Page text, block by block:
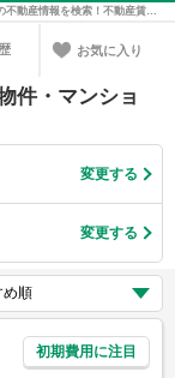
鎌ケ谷市北初富（千葉県）の賃貸マンション・賃貸アパート・賃貸住宅の不動産情報を検索！不動産賃貸の物件探しは、お部屋探しのエイブル
お気に入り
件・マンショ
変更する
変更する
初期費用に注目